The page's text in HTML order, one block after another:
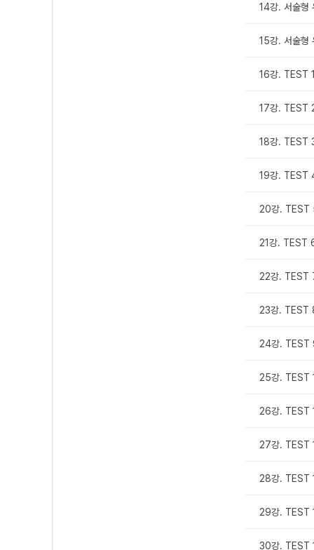
14강. 서술
15강. 서술형
16강. TEST
17강. TEST
18강. TEST
19강. TEST
20강. TEST
21강. TEST
22강. TEST
23강. TEST
24강. TEST
25강. TEST
26강. TEST
27강. TEST
28강. TEST
29강. TEST
30강. TEST